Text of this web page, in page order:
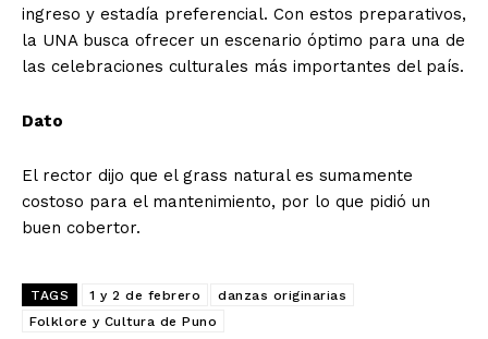
ingreso y estadía preferencial. Con estos preparativos,
la UNA busca ofrecer un escenario óptimo para una de
las celebraciones culturales más importantes del país.
Dato
El rector dijo que el grass natural es sumamente
costoso para el mantenimiento, por lo que pidió un
buen cobertor.
TAGS 1 y 2 de febrero
danzas originarias
Folklore y Cultura de Puno